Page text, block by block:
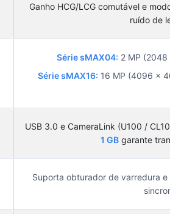
Ganho HCG/LCG comutável e
ruído de
Série sMAX04: 2 MP
Série sMAX16: 16 MP (4096 ×
USB 3.0 e CameraLink (U100 /
1 GBgarante
Suporta obturador de varredura e